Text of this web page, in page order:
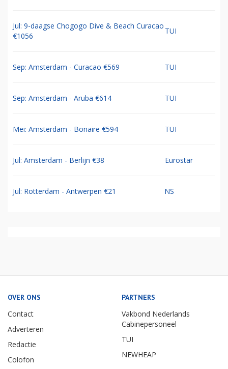
Jul: 9-daagse Chogogo Dive & Beach Curacao
€1056
TUI
Sep: Amsterdam - Curacao €569 TUI
Sep: Amsterdam - Aruba €614 TUI
Mei: Amsterdam - Bonaire €594 TUI
Jul: Amsterdam - Berlijn €38 Eurostar
Jul: Rotterdam - Antwerpen €21 NS
OVER ONS
Contact
Adverteren
Redactie
Colofon
PARTNERS
Vakbond Nederlands
Cabinepersoneel
TUI
NEWHEAP